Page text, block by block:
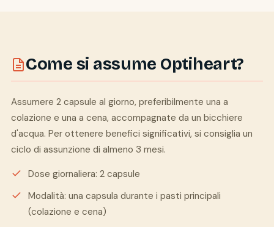
Come si assume Optiheart?
Assumere 2 capsule al giorno, preferibilmente una a
colazione e una a cena, accompagnate da un bicchiere
d'acqua. Per ottenere benefici significativi, si consiglia un
ciclo di assunzione di almeno 3 mesi.
Dose giornaliera: 2 capsule
Modalità: una capsula durante i pasti principali
(colazione e cena)